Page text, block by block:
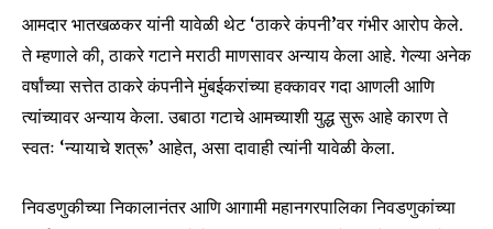
your privacy and won't spam your inbox. Your information is
safe with us.
आमदार भातखळकर यांनी यावेळी थेट ‘ठाकरे कंपनी’वर गंभीर आरोप केले.
ते म्हणाले की, ठाकरे गटाने मराठी माणसावर अन्याय केला आहे. गेल्या अनेक
वर्षांच्या सत्तेत ठाकरे कंपनीने मुंबईकरांच्या हक्कावर गदा आणली आणि
त्यांच्यावर अन्याय केला. उबाठा गटाचे आमच्याशी युद्ध सुरू आहे कारण ते
स्वतः ‘न्यायाचे शत्रू’ आहेत, असा दावाही त्यांनी यावेळी केला.
निवडणुकीच्या निकालानंतर आणि आगामी महानगरपालिका निवडणुकांच्या